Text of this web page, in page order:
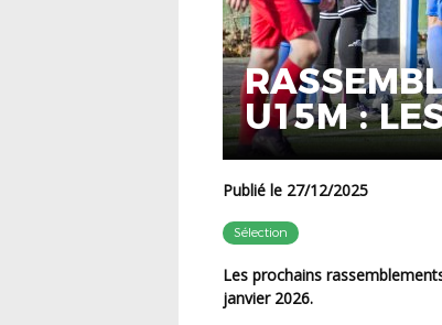
U15M :
Publié le 27/12/2025
Sélection
Les prochains rassemblements U15 Masculins (Elite et Avenir) se dérouleront le mercredi 14
janvier 2026.